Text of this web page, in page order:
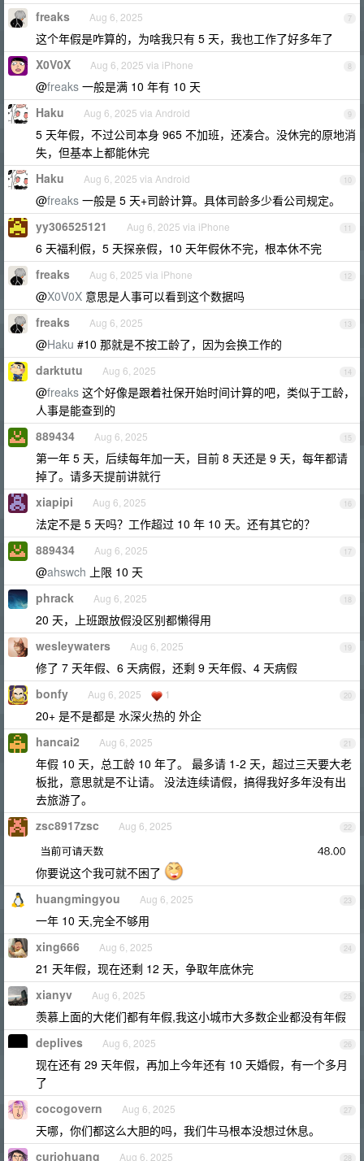
7
freaks Aug 6, 2025
这个年假是咋算的，为啥我只有 5 天，我也工作了好多年了
8
X0V0X Aug 6, 2025 via iPhone
@freaks 一般是满 10 年有 10 天
9
Haku Aug 6, 2025 via Android
5 天年假，不过公司本身 965 不加班，还凑合。没休完的原地消
失，但基本上都能休完
10
Haku Aug 6, 2025 via Android
@freaks 一般是 5 天+司龄计算。具体司龄多少看公司规定。
11
yy306525121 Aug 6, 2025 via iPhone
6 天福利假，5 天探亲假，10 天年假休不完，根本休不完
12
freaks Aug 6, 2025 via iPhone
@X0V0X 意思是人事可以看到这个数据吗
13
freaks Aug 6, 2025
@Haku #10 那就是不按工龄了，因为会换工作的
14
darktutu Aug 6, 2025
@freaks 这个好像是跟着社保开始时间计算的吧，类似于工龄，
人事是能查到的
15
889434 Aug 6, 2025
第一年 5 天，后续每年加一天，目前 8 天还是 9 天，每年都请
掉了。请多天提前讲就行
16
xiapipi Aug 6, 2025
法定不是 5 天吗？工作超过 10 年 10 天。还有其它的？
17
889434 Aug 6, 2025
@ahswch 上限 10 天
18
phrack Aug 6, 2025
20 天，上班跟放假没区别都懒得用
19
wesleywaters Aug 6, 2025
修了 7 天年假、6 天病假，还剩 9 天年假、4 天病假
20
bonfy Aug 6, 2025 1
20+ 是不是都是 水深火热的 外企
21
hancai2 Aug 6, 2025
年假 10 天，总工龄 10 年了。 最多请 1-2 天，超过三天要大老
板批，意思就是不让请。 没法连续请假，搞得我好多年没有出
去旅游了。
22
zsc8917zsc Aug 6, 2025
你要说这个我可就不困了
23
huangmingyou Aug 6, 2025
一年 10 天,完全不够用
24
xing666 Aug 6, 2025
21 天年假，现在还剩 12 天，争取年底休完
25
xianyv Aug 6, 2025
羡慕上面的大佬们都有年假,我这小城市大多数企业都没有年假
26
deplives Aug 6, 2025
现在还有 29 天年假，再加上今年还有 10 天婚假，有一个多月
了
27
cocogovern Aug 6, 2025
天哪，你们都这么大胆的吗，我们牛马根本没想过休息。
28
curiohuang Aug 6, 2025